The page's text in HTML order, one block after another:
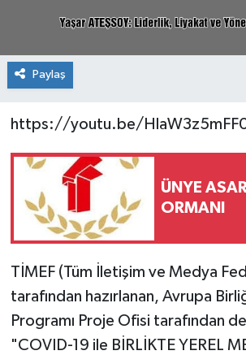
Paylaş
https://youtu.be/
ÜNYE
ORMANI
TİMEF (Tüm İletişim ve Medya
tarafından hazırlanan, Avrupa
Programı Proje Ofisi tarafından
"COVID-19 ile BİRLİKTE YEREL
PROJELER İNGİLİZCE
YEREL MEDYA RAPORU